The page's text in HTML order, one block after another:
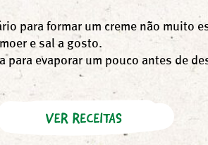
para formar um creme não muito
e sal a gosto.
para evaporar um pouco antes de